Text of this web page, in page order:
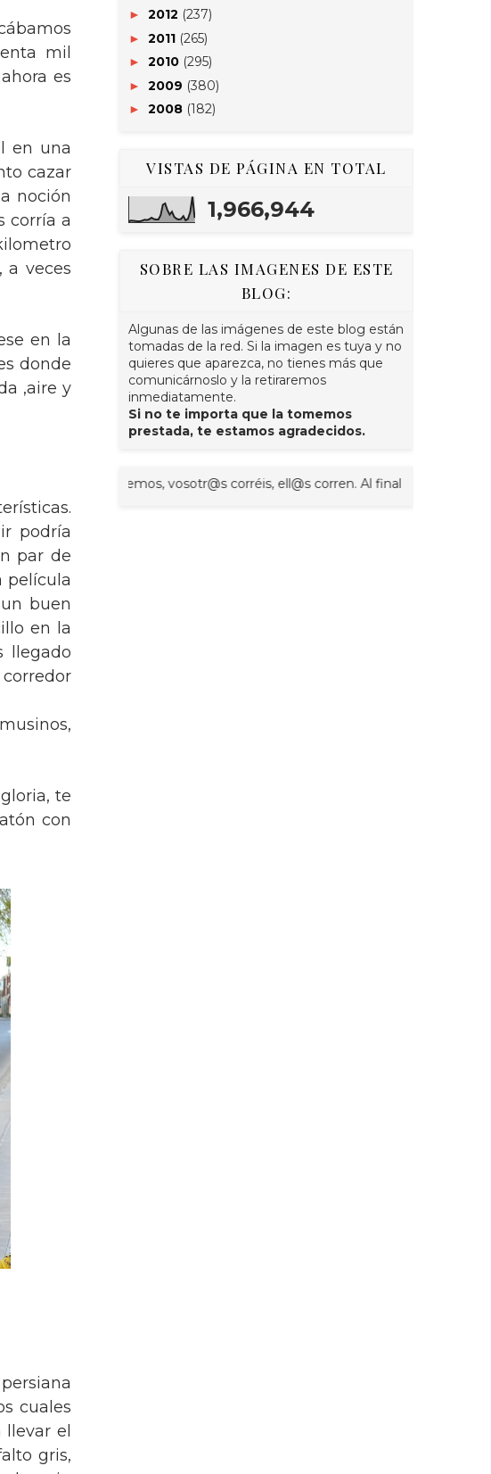
mil
es
en una
cazar
noción
corría a
a veces
en la
donde
,aire y
podría
par de
película
buen
en la
llegado
te
con
cuales
el
gris,
► 2012 (237)
► 2011 (265)
► 2010 (295)
► 2009 (380)
► 2008 (182)
VISTAS DE PÁGINA EN TOTAL
1,966,944
SOBRE LAS IMAGENES DE ESTE
BLOG:
Algunas de las imágenes de este blog están
tomadas de la red. Si la imagen es tuya y no
quieres que aparezca, no tienes más que
comunicárnoslo y la retiraremos
inmediatamente.
Si no te importa que la tomemos
prestada, te estamos agradecidos.
corremos, vosotr@s corréis, ell@s corren. Al final se trata solo de eso.